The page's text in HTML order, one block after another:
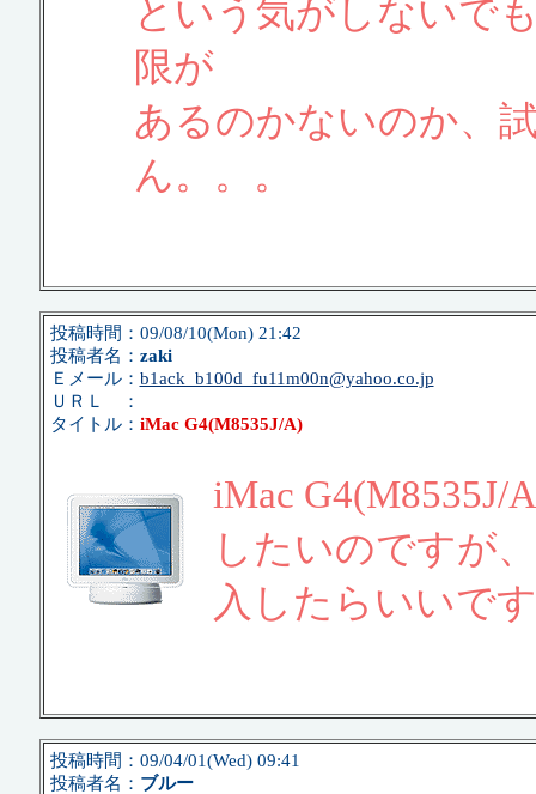
という気がしないで
限が
あるのかないのか、
ん。。。
投稿時間：09/08/10(Mon) 21:42
投稿者名： zaki
Ｅメール： b1ack_b100d_fu11m00n@yahoo.co.jp
ＵＲＬ ：
タイトル： iMac G4(M8535J/A)
iMac
したいのですが
入したらいいで
投稿時間：09/04/01(Wed) 09:41
投稿者名： ブルー